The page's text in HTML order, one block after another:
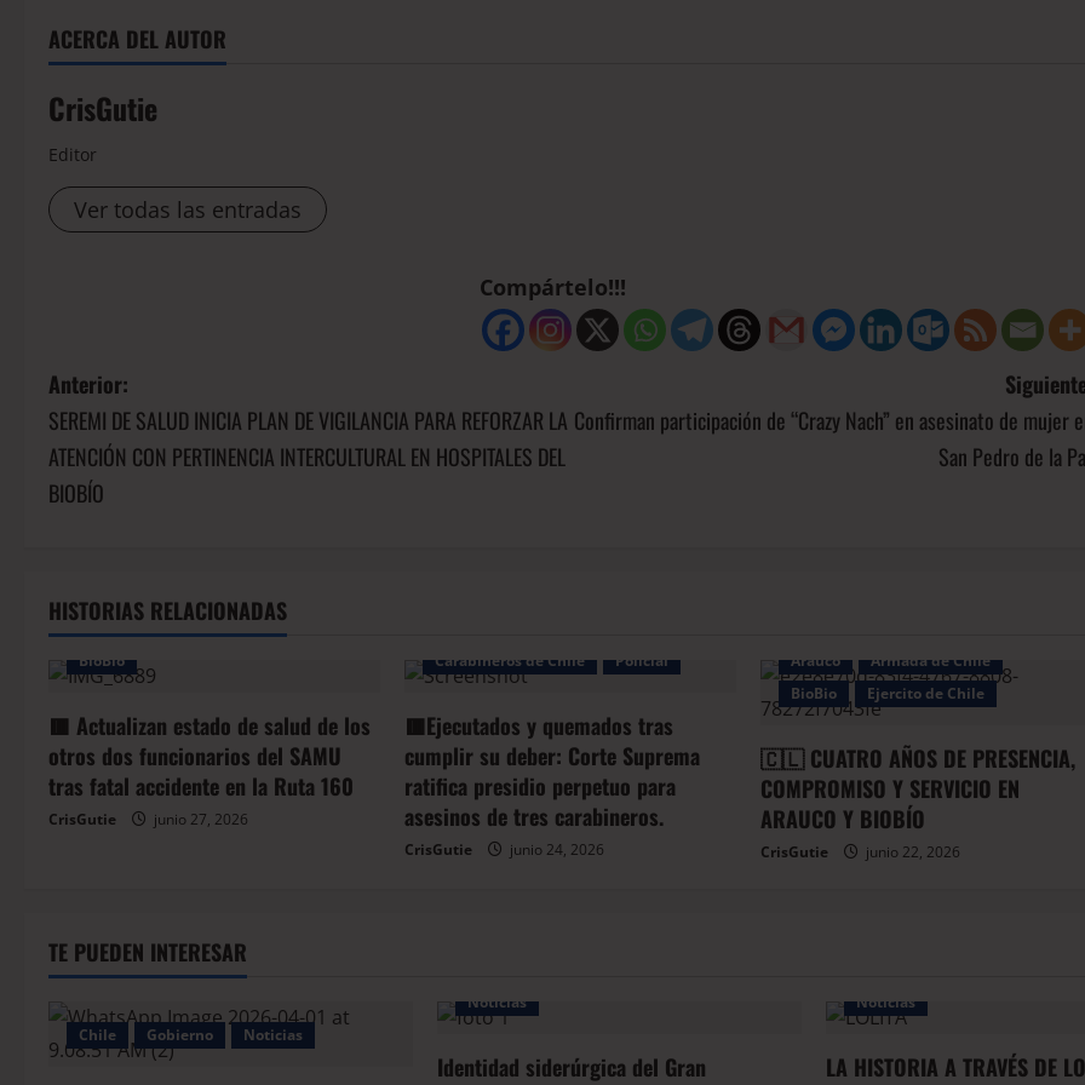
ACERCA DEL AUTOR
CrisGutie
Editor
Ver todas las entradas
Compártelo!!!
Anterior:
SEREMI DE SALUD INICIA PLAN DE VIGILANCIA PARA REFORZAR LA
ATENCIÓN CON PERTINENCIA INTERCULTURAL EN HOSPITALES DEL
BIOBÍO
Confirman participación de “Crazy Nach” en asesinato de mujer
San Pedro de la
HISTORIAS RELACIONADAS
BioBio
🟥 Actualizan estado de salud de los
otros dos funcionarios del SAMU
tras fatal accidente en la Ruta 160
CrisGutie junio 27, 2026
Carabineros de Chile
Policial
🟥Ejecutados y quemados tras
cumplir su deber: Corte Suprema
ratifica presidio perpetuo para
asesinos de tres carabineros.
CrisGutie junio 24, 2026
Arauco
Armada de Chile
BioBio
Ejercito de Chile
🇨🇱 CUATRO AÑOS DE PRESENCIA,
COMPROMISO Y SERVICIO EN
ARAUCO Y BIOBÍO
CrisGutie junio 22, 2026
TE PUEDEN INTERESAR
Chile Gobierno Noticias
Noticias
Identidad siderúrgica del Gran
Noticias
LA HISTORIA A TRAVÉS DE